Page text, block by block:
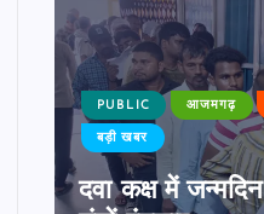
PUBLIC आजमगढ़
बड़ी खबर
दवा कक्ष में